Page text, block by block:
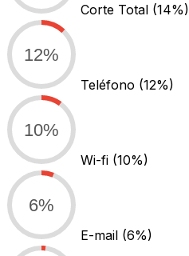
Corte Total (14%)
12%
Teléfono (12%)
10%
Wi-fi (10%)
6%
E-mail (6%)